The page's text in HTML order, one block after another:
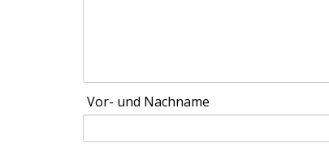
Vor- und Nachname